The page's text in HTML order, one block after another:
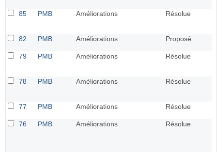
85 PMB Améliorations Résolue
82 PMB Améliorations Proposé
79 PMB Améliorations Résolue
78 PMB Améliorations Résolue
77 PMB Améliorations Résolue
76 PMB Améliorations Résolue